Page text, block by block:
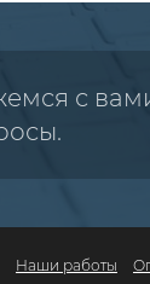
с
Наши работы